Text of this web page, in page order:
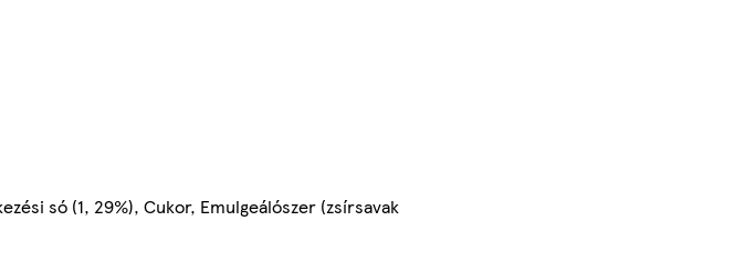
só (1, 29%), Cukor, Emulgeálószer (zsírsavak